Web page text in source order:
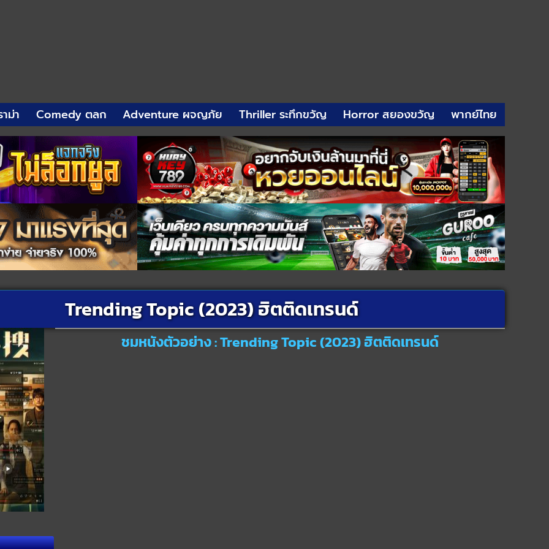
ม่า Comedy ตลก Adventure ผจญภัย Thriller ระทึกขวัญ Horror สยองขวัญ พากย์ไทย
Trending Topic (2023) ฮิตติดเทรนด์
ชมหนังตัวอย่าง : Trending Topic (2023) ฮิตติดเทรนด์